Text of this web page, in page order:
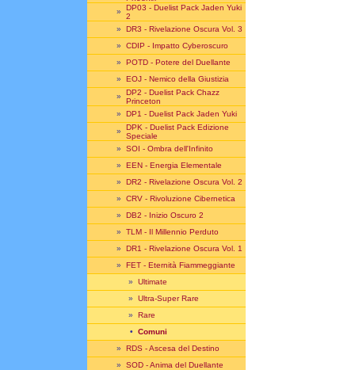
» DP03 - Duelist Pack Jaden Yuki
2
» DR3 - Rivelazione Oscura Vol. 3
» CDIP - Impatto Cyberoscuro
» POTD - Potere del Duellante
» EOJ - Nemico della Giustizia
» DP2 - Duelist Pack Chazz
Princeton
» DP1 - Duelist Pack Jaden Yuki
» DPK - Duelist Pack Edizione
Speciale
» SOI - Ombra dell'Infinito
» EEN - Energia Elementale
» DR2 - Rivelazione Oscura Vol. 2
» CRV - Rivoluzione Cibernetica
» DB2 - Inizio Oscuro 2
» TLM - Il Millennio Perduto
» DR1 - Rivelazione Oscura Vol. 1
» FET - Eternità Fiammeggiante
» Ultimate
» Ultra-Super Rare
» Rare
• Comuni
» RDS - Ascesa del Destino
» SOD - Anima del Duellante